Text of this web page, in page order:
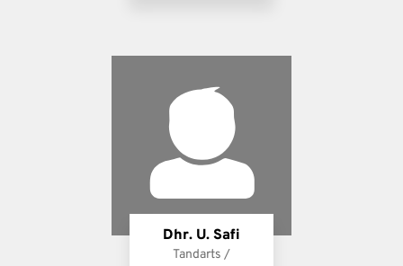
Dhr. U. Safi
Tandarts /